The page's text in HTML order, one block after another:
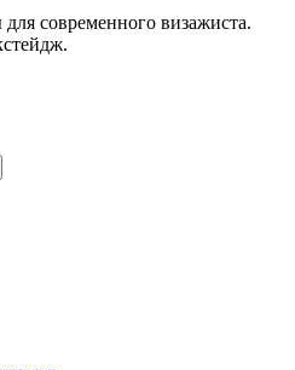
современного визажиста.